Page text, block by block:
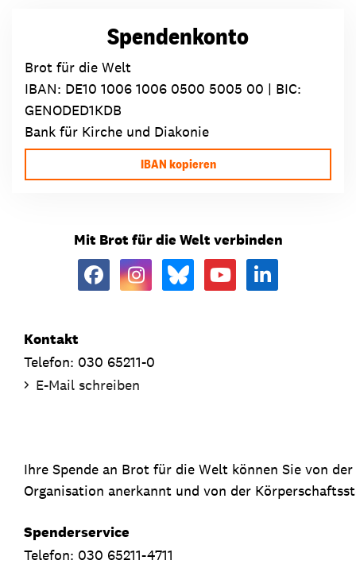
Spendenkonto
Brot für die Welt
IBAN: DE10 1006 1006 0500 5005 00 | BIC:
GENODED1KDB
Bank für Kirche und Diakonie
IBAN kopieren
Mit Brot für die Welt verbinden
Kontakt
Telefon: 030 65211-0
E-Mail schreiben
Ihre Spende an Brot für die Welt können Sie von
Organisation anerkannt und von der
Spenderservice
Telefon: 030 65211-4711